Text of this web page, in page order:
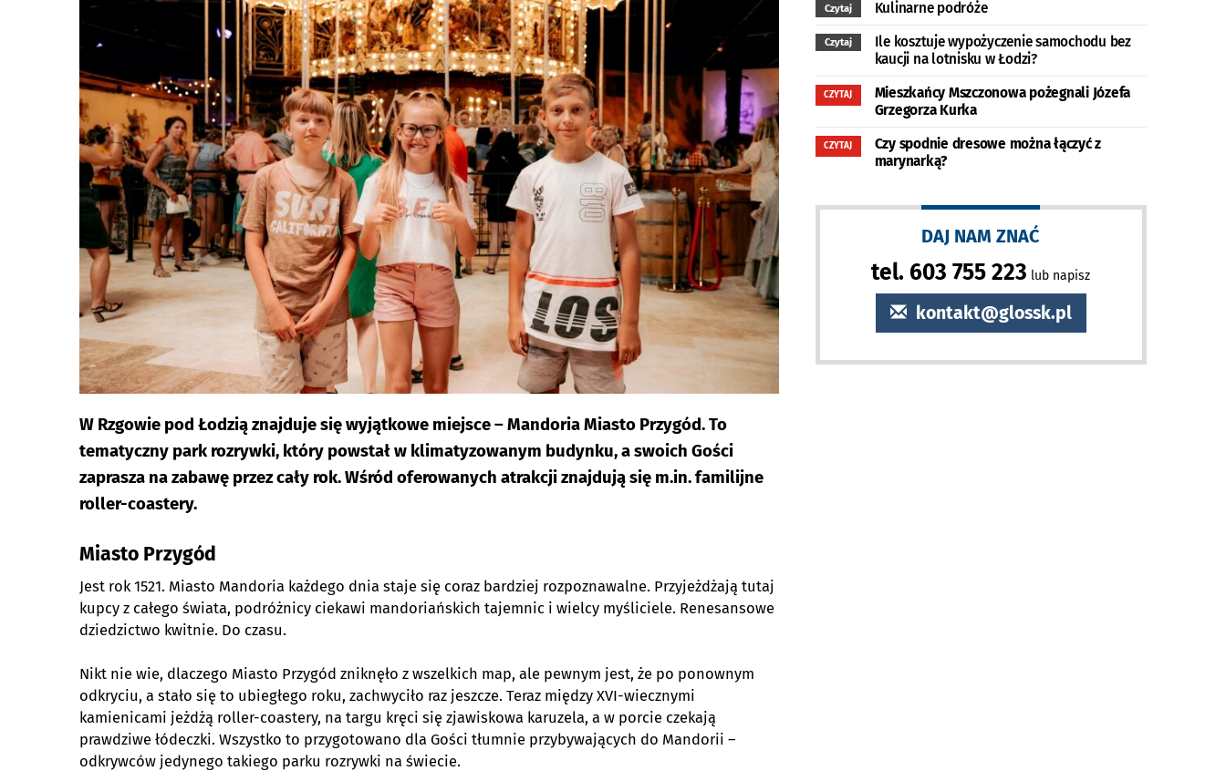
W Rzgowie pod Łodzią znajduje się wyjątkowe miejsce – Mandoria Miasto Przygód. To
tematyczny park rozrywki, który powstał w klimatyzowanym budynku, a swoich Gości
zaprasza na zabawę przez cały rok. Wśród oferowanych atrakcji znajdują się m.in. familijne
roller-coastery.
Miasto Przygód
Jest rok 1521. Miasto Mandoria każdego dnia staje się coraz bardziej rozpoznawalne. Przyjeżdżają tutaj
kupcy z całego świata, podróżnicy ciekawi mandoriańskich tajemnic i wielcy myśliciele. Renesansowe
dziedzictwo kwitnie. Do czasu.
Nikt nie wie, dlaczego Miasto Przygód zniknęło z wszelkich map, ale pewnym jest, że po ponownym
odkryciu, a stało się to ubiegłego roku, zachwyciło raz jeszcze. Teraz między XVI-wiecznymi
kamienicami jeżdżą roller-coastery, na targu kręci się zjawiskowa karuzela, a w porcie czekają
prawdziwe łódeczki. Wszystko to przygotowano dla Gości tłumnie przybywających do Mandorii –
odkrywców jedynego takiego parku rozrywki na świecie.
Czytaj Kulinarne podróże
Czytaj
Ile kosztuje wypożyczenie samochodu bez
kaucji na lotnisku w Łodzi?
CZYTAJ
Mieszkańcy Mszczonowa pożegnali Józefa
Grzegorza Kurka
CZYTAJ
Czy spodnie dresowe można łączyć z
marynarką?
DAJ NAM ZNAĆ
tel. 603 755 223 lub napisz
kontakt@glossk.pl